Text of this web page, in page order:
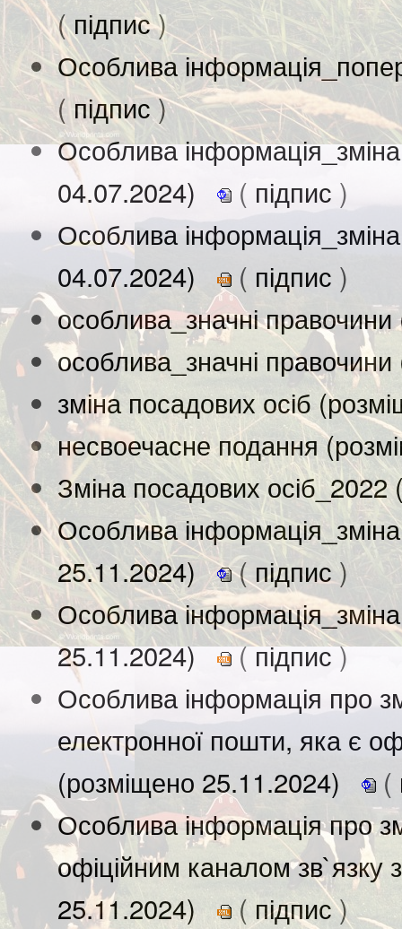
(підпис)
Особлива
(підпис)
Особлива
04.07.2024)
( підпис )
Особлива
04.07.2024)
( підпис )
особлива_значні
особлива_значні
зміна посадових осіб
несвоечасне подання
Зміна посадових
Особлива
25.11.2024)
(підпис)
Особлива
25.11.2024)
(підпис)
Особлива інформація про
електронної пошти, яка є
(розміщено 25.11.2024)
(
Особлива інформація про
офіційним каналом зв`язку
25.11.2024)
( підпис)